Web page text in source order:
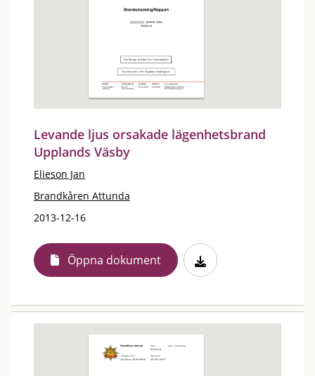
Levande ljus orsakade lägenhetsbrand
Upplands Väsby
Elieson Jan
Brandkåren Attunda
2013-12-16
Öppna dokument